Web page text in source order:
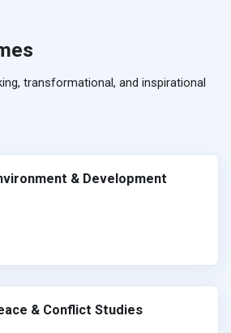
transformational, and inspirational
& Development
& Conflict Studies